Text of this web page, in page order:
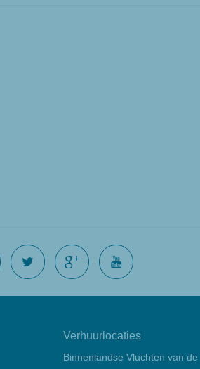
Verhuurlocaties
Binnenlandse Vluchten van de